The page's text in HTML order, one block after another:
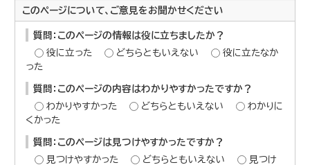
このページについて、ご意見をお聞かせください
質問：このページの情報は役に立ちましたか？
役に立った
どちらともいえない
役に立たなか
った
質問：このページの内容はわかりやすかったですか？
わかりやすかった
どちらともいえない
わかりに
くかった
質問：このページは見つけやすかったですか？
見つけやすかった
どちらともいえない
見つけ